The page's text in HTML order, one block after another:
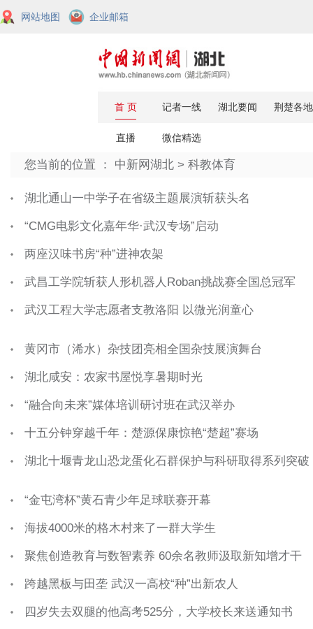
网站地图 企业邮箱
您当前的位置 ： 中新网湖北 > 科教体育
湖北通山一中学子在省级主题展演斩获头名
“CMG电影文化嘉年华·武汉专场”启动
两座汉味书房“种”进神农架
武昌工学院斩获人形机器人Roban挑战赛全国总冠军
武汉工程大学志愿者支教洛阳 以微光润童心
黄冈市（浠水）杂技团亮相全国杂技展演舞台
湖北咸安：农家书屋悦享暑期时光
“融合向未来”媒体培训研讨班在武汉举办
十五分钟穿越千年：楚源保康惊艳“楚超”赛场
湖北十堰青龙山恐龙蛋化石群保护与科研取得系列突破
“金屯湾杯”黄石青少年足球联赛开幕
海拔4000米的格木村来了一群大学生
聚焦创造教育与数智素养 60余名教师汲取新知增才干
跨越黑板与田垄 武汉一高校“种”出新农人
四岁失去双腿的他高考525分，大学校长来送通知书